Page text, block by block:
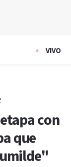
VIVO
con
que